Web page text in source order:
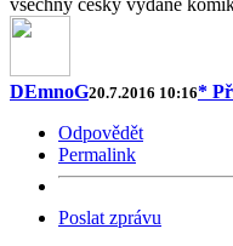
DEmnoG20.7.2016 10:16*
Odpovědět
Permalink
Poslat zprávu